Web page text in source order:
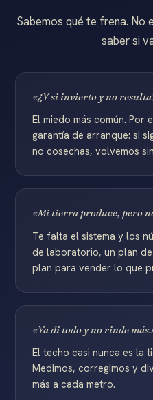
Sabemos qué te frena.
saber si
«¿Y si invierto y no
El miedo más común. Por
garantía de arranque: si
no cosechas, volvemos
«Mi tierra produce, pero
Te falta el sistema y los
de laboratorio, un plan
plan para vender lo que
«Ya di todo y no rinde
El techo casi nunca es
Medimos, corregimos y
más a cada metro.